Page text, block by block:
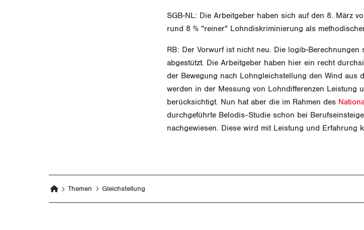
SGB-NL: Die Arbeitgeber haben sich auf den 8. März
rund 8 % "reiner" Lohndiskriminierung als
RB: Der Vorwurf ist nicht neu. Die logib-
abgestützt. Die Arbeitgeber haben hier ein recht
der Bewegung nach Lohngleichstellung den Wind aus
werden in der Messung von Lohndifferenzen Leistung
berücksichtigt. Nun hat aber die im Rahmen des
durchgeführte Belodis-Studie schon bei
nachgewiesen. Diese wird mit Leistung und Erfahrung
Themen Gleichstellung